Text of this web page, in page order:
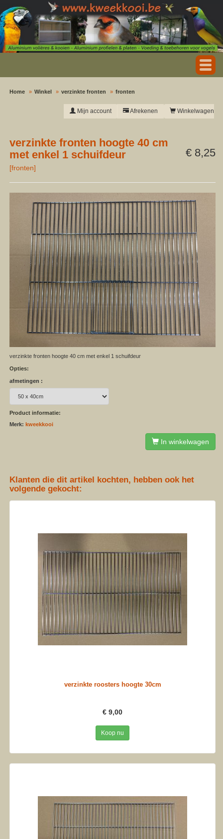
Home Winkel verzinkte fronten fronten
Winkelwagen
Afrekenen
Mijn account
€ 8,25
verzinkte fronten hoogte 40 cm
met enkel 1 schuifdeur
[fronten]
verzinkte fronten hoogte 40 cm met enkel 1 schuifdeur
Opties:
afmetingen :
Product informatie:
Merk:kweekkooi
In winkelwagen
Klanten die dit artikel kochten, hebben ook het
volgende gekocht:
verzinkte roosters hoogte 30cm
€ 9,00
Koop nu